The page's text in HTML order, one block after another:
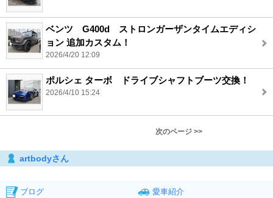
ベンツ G400d ストロンガーザンタイムエディシ
ョン 追加カスタム！
2026/4/20 12:09
ポルシェ ターボ ドライブシャフトブーツ交換！
2026/4/10 15:24
次のページ >>
artbodyさん
ブログ
愛車紹介